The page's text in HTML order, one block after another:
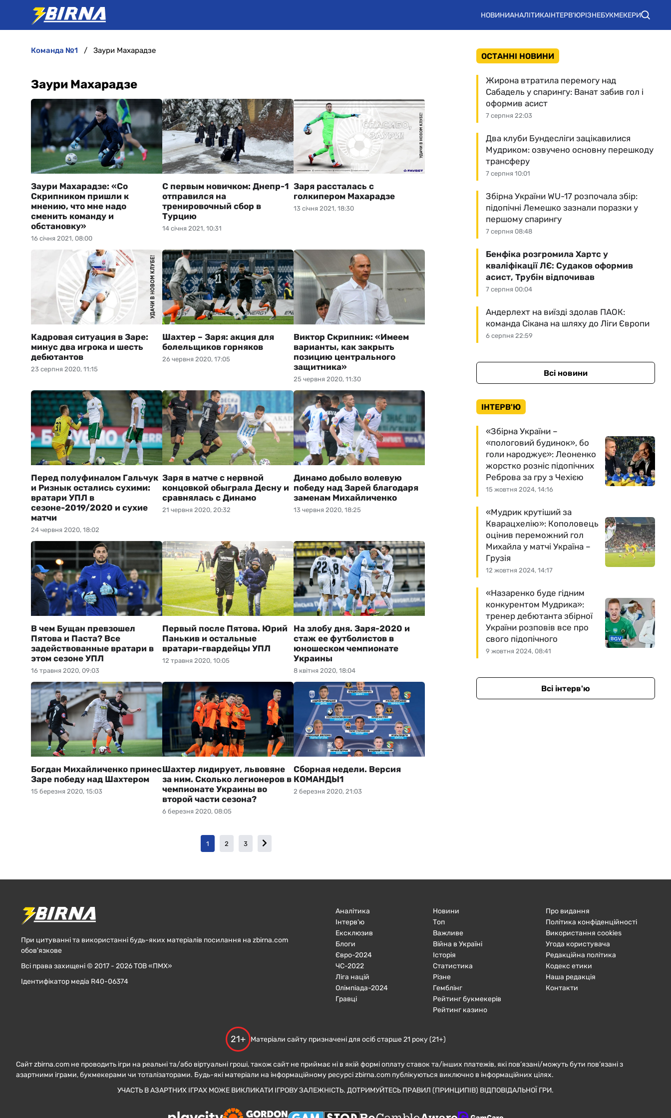
НОВИНИАНАЛІТИКАІНТЕРВ'ЮРІЗНЕБУКМЕКЕРИ
команда №1 Заури Махарадзе
Заури Махарадзе
16 січня 2021, 08:00
Заури Махарадзе: «Со
Скрипником пришли к
мнению, что мне надо
сменить команду и
обстановку»
14 січня 2021, 10:31
С первым новичком: Днепр-1
отправился на
тренировочный сбор в
Турцию
13 січня 2021, 18:30
Заря рассталась с
голкипером Махарадзе
23 серпня 2020, 11:15
Кадровая ситуация в Заре:
минус два игрока и шесть
дебютантов
26 червня 2020, 17:05
Шахтер – Заря: акция для
болельщиков горняков
25 червня 2020, 11:30
Виктор Скрипник: «Имеем
варианты, как закрыть
позицию центрального
защитника»
24 червня 2020, 18:02
Перед полуфиналом Гальчук
и Ризнык остались сухими:
вратари УПЛ в
сезоне-2019/2020 и сухие
матчи
21 червня 2020, 20:32
Заря в матче с нервной
концовкой обыграла Десну и
сравнялась с Динамо
13 червня 2020, 18:25
Динамо добыло волевую
победу над Зарей благодаря
заменам Михайличенко
16 травня 2020, 09:03
В чем Бущан превзошел
Пятова и Паста? Все
задействованные вратари в
этом сезоне УПЛ
12 травня 2020, 10:05
Первый после Пятова. Юрий
Панькив и остальные
вратари-гвардейцы УПЛ
8 квітня 2020, 18:04
На злобу дня. Заря-2020 и
стаж ее футболистов в
юношеском чемпионате
Украины
15 березня 2020, 15:03
Богдан Михайличенко принес
Заре победу над Шахтером
6 березня 2020, 08:05
Шахтер лидирует, львовяне
за ним. Сколько легионеров в
чемпионате Украины во
второй части сезона?
2 березня 2020, 21:03
Сборная недели. Версия
КОМАНДЫ1
1 2 3
ОСТАННІ НОВИНИ
7 серпня 22:03
Жирона втратила перемогу над
Сабадель у спарингу: Ванат забив гол і
оформив асист
7 серпня 10:01
Два клуби Бундесліги зацікавилися
Мудриком: озвучено основну перешкоду
трансферу
7 серпня 08:48
Збірна України WU-17 розпочала збір:
підопічні Лемешко зазнали поразки у
першому спарингу
7 серпня 00:04
Бенфіка розгромила Хартс у
кваліфікації ЛЄ: Судаков оформив
асист, Трубін відпочивав
6 серпня 22:59
Андерлехт на виїзді здолав ПАОК:
команда Сікана на шляху до Ліги Європи
Всі новини
ІНТЕРВ'Ю
15 жовтня 2024, 14:16
«Збірна України –
«пологовий будинок», бо
голи народжує»: Леоненко
жорстко розніс підопічних
Реброва за гру з Чехією
12 жовтня 2024, 14:17
«Мудрик крутіший за
Кварацхелію»: Кополовець
оцінив переможний гол
Михайла у матчі Україна –
Грузія
9 жовтня 2024, 08:41
«Назаренко буде гідним
конкурентом Мудрика»:
тренер дебютанта збірної
України розповів все про
свого підопічного
Всі інтерв'ю
При цитуванні та використанні будь-яких матеріалів посилання на zbirna.com
обов'язкове
Всі права захищені © 2017 - 2026 ТОВ «ПМХ»
Ідентифікатор медіа R40-06374
Аналітика
Інтерв'ю
Ексклюзив
Блоги
Євро-2024
ЧC-2022
Ліга націй
Олімпіада-2024
Гравці
Новини
Топ
Важливе
Війна в Україні
Історія
Статистика
Різне
Гемблінг
Рейтинг букмекерів
Рейтинг казино
Про видання
Політика конфіденційності
Використання cookies
Угода користувача
Редакційна політика
Кодекс етики
Наша редакція
Контакти
21+ Матеріали сайту призначені для осіб старше 21 року (21+)
Сайт zbirna.com не проводить ігри на реальні та/або віртуальні гроші, також сайт не приймає ні в якій формі оплату ставок та/інших платежів, які пов’язані/можуть бути пов’язані з
азартними іграми, букмекерами чи тоталізаторами. Будь-які матеріали на інформаційному ресурсі zbirna.com публікуються виключно в інформаційних цілях.
УЧАСТЬ В АЗАРТНИХ ІГРАХ МОЖЕ ВИКЛИКАТИ ІГРОВУ ЗАЛЕЖНІСТЬ. ДОТРИМУЙТЕСЬ ПРАВИЛ (ПРИНЦИПІВ) ВІДПОВІДАЛЬНОЇ ГРИ.